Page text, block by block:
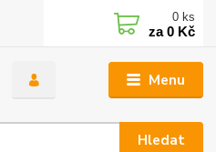
Menu
Hledat
0 ks
za0 Kč